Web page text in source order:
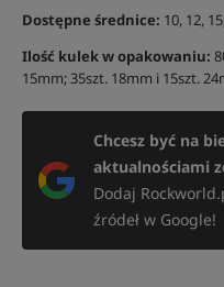
Dostępne średnice: 10, 12,
Ilość kulek w opakowaniu:
15mm; 35szt. 18mm i 15szt.
Chcesz być na
aktualnościami
Dodaj
źródeł w Google!